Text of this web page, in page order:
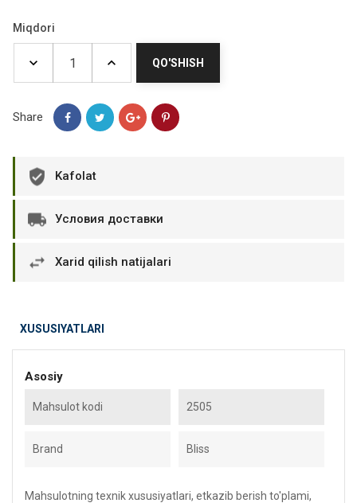
Miqdori
QO'SHISH
Share
Kafolat
Условия доставки
Xarid qilish natijalari
XUSUSIYATLARI
Asosiy
Mahsulot kodi 2505
Brand Bliss
Mahsulotning texnik xususiyatlari, etkazib berish to'plami,